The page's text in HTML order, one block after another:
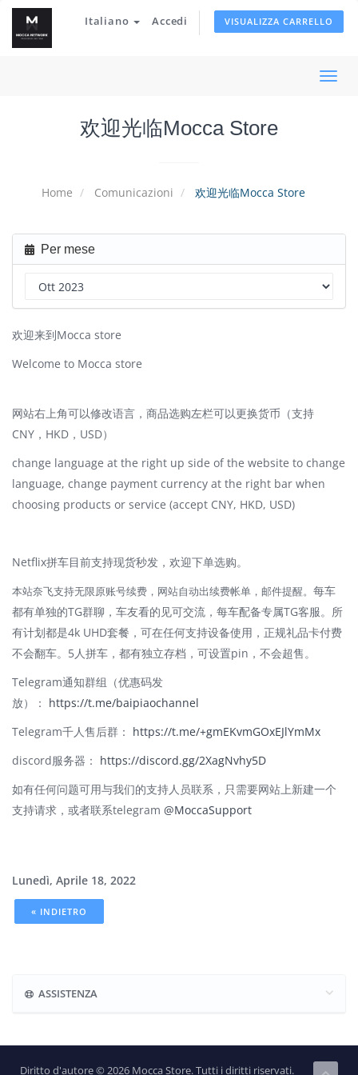
Italiano Accedi VISUALIZZA CARRELLO
欢迎光临Mocca Store
Home Comunicazioni 欢迎光临Mocca Store
Per mese
欢迎来到Mocca store
Welcome to Mocca store
网站右上角可以修改语言，商品选购左栏可以更换货币（支持
CNY，HKD，USD）
change language at the right up side of the website to change
language, change payment currency at the right bar when
choosing products or service (accept CNY, HKD, USD)
Netflix拼车目前支持现货秒发，欢迎下单选购。
本站奈飞支持无限原账号续费，网站自动出续费帐单，邮件提醒。 每车
都有单独的TG群聊，车友看的见可交流，每车配备专属TG客服。所
有计划都是4k UHD套餐，可在任何支持设备使用，正规礼品卡付费
不会翻车。5人拼车，都有独立存档，可设置pin，不会超售。
Telegram通知群组（优惠码发
放）： https://t.me/baipiaochannel
Telegram千人售后群： https://t.me/+gmEKvmGOxEJlYmMx
discord服务器： https://discord.gg/2XagNvhy5D
如有任何问题可用与我们的支持人员联系，只需要网站上新建一个
支持请求，或者联系telegram @MoccaSupport
Lunedì, Aprile 18, 2022
« INDIETRO
ASSISTENZA
Diritto d'autore © 2026 Mocca Store. Tutti i diritti riservati.